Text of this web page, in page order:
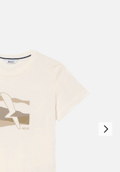
サービス終了のお知らせ